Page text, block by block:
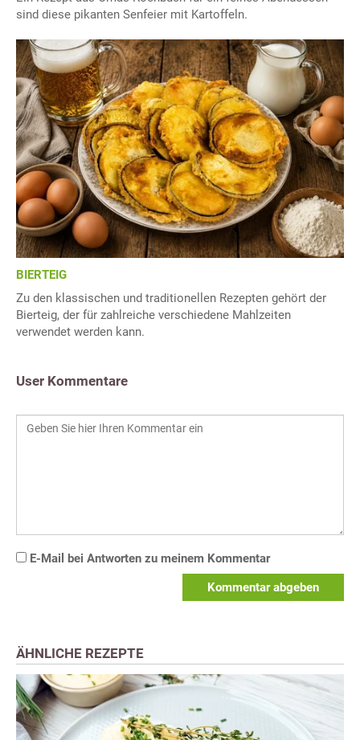
sind diese pikanten Senfeier mit Kartoffeln.
BIERTEIG
Zu den klassischen und traditionellen Rezepten gehört der
Bierteig, der für zahlreiche verschiedene Mahlzeiten
verwendet werden kann.
User Kommentare
E-Mail bei Antworten zu meinem Kommentar
Kommentar abgeben
ÄHNLICHE REZEPTE